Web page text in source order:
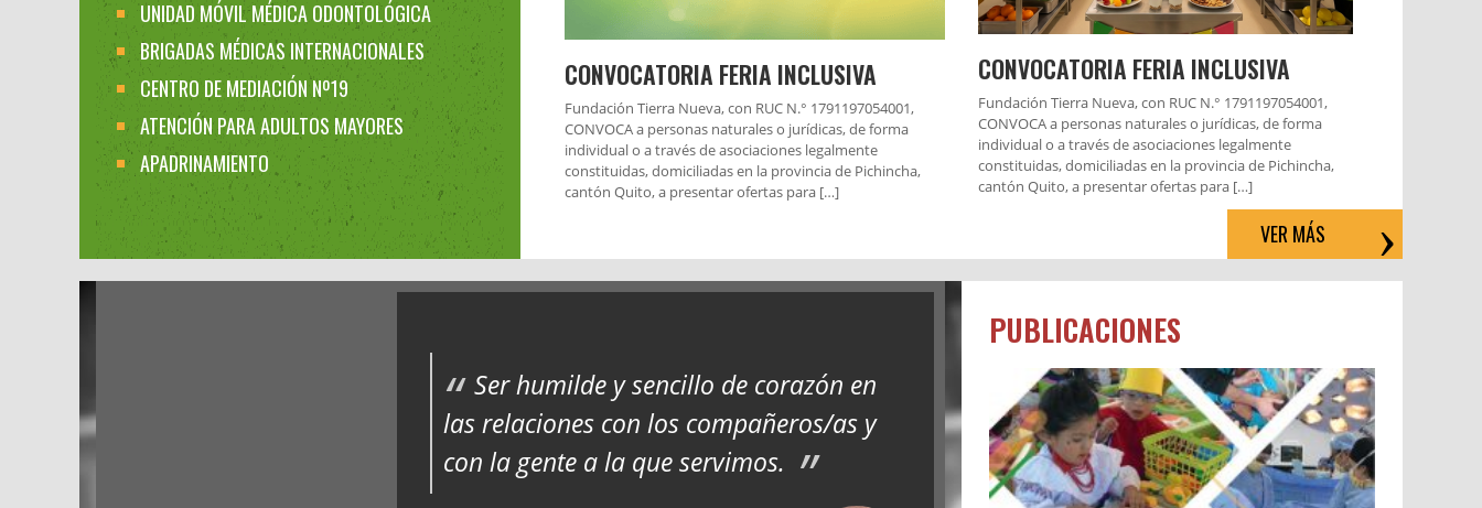
UNIDAD MÓVIL MÉDICA ODONTOLÓGICA
BRIGADAS MÉDICAS INTERNACIONALES
CENTRO DE MEDIACIÓN Nº19
ATENCIÓN PARA ADULTOS MAYORES
APADRINAMIENTO
CONVOCATORIA FERIA INCLUSIVA
Fundación Tierra Nueva, con RUC N.° 1791197054001,
CONVOCA a personas naturales o jurídicas, de forma
individual o a través de asociaciones legalmente
constituidas, domiciliadas en la provincia de Pichincha,
cantón Quito, a presentar ofertas para […]
CONVOCATORIA FERIA INCLUSIVA
Fundación Tierra Nueva, con RUC N.° 1791197054001,
CONVOCA a personas naturales o jurídicas, de forma
individual o a través de asociaciones legalmente
constituidas, domiciliadas en la provincia de Pichincha,
cantón Quito, a presentar ofertas para […]
VER MÁS
Ser humilde y sencillo de corazón en
las relaciones con los compañeros/as y
con la gente a la que servimos.
PUBLICACIONES